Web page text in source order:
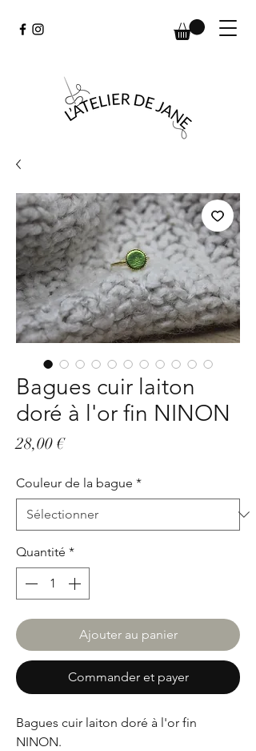
Bagues cuir laiton
doré à l'or fin NINON
28,00 €Prix
Couleur de la bague *
Quantité *
Ajouter au panier
Commander et payer
Bagues cuir laiton doré à l'or fin
NINON.